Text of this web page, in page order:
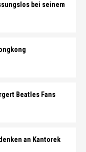
bei seinem
Beatles Fans
an Kantorek